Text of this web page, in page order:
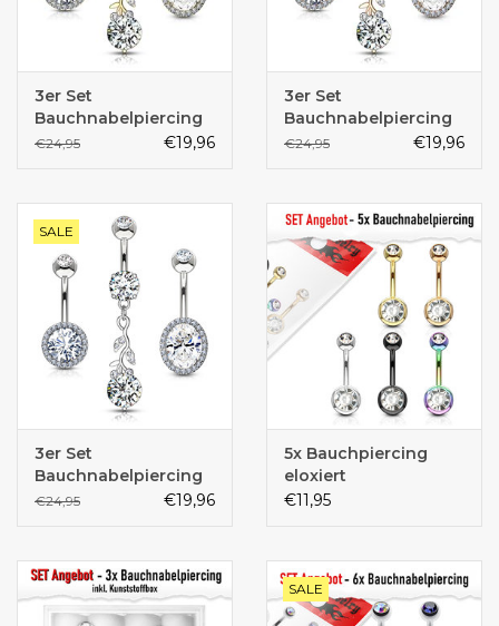
3er Set
Bauchnabelpiercing
Gold
€24,95 €19,96
3er Set
Bauchnabelpiercing
Rose
€24,95 €19,96
SALE
3er Set
Bauchnabelpiercing
€24,95 €19,96
5x Bauchpiercing
eloxiert
€11,95
SALE